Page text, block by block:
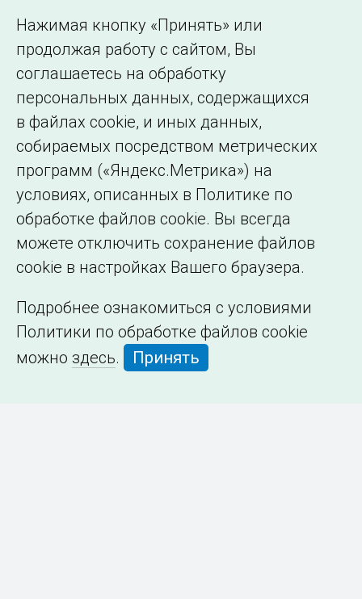
Сведения об
образовательной
организации
Нажимая кнопку «Принять» или
продолжая работу с сайтом, Вы
соглашаетесь на обработку
персональных данных, содержащихся
в файлах cookie, и иных данных,
собираемых посредством метрических
программ («Яндекс.Метрика») на
условиях, описанных в Политике по
обработке файлов cookie. Вы всегда
можете отключить сохранение файлов
cookie в настройках Вашего браузера.
Подробнее ознакомиться с условиями
Политики по обработке файлов cookie
можно здесь. Принять